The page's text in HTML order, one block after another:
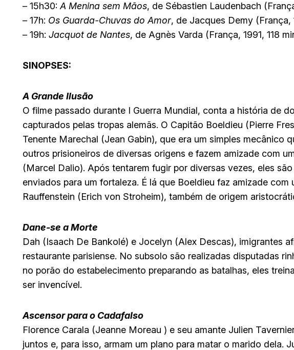
– 15h30: A Menina sem Mãos, de Sébastien Laudenbach
– 17h: Os Guarda-Chuvas do Amor, de Jacques Demy (França,
– 19h: Jacquot de Nantes, de Agnès Varda (França, 1991, 118
SINOPSES:
A Grande Ilusão
O filme passado durante I Guerra Mundial, conta a história de
capturados pelas tropas alemãs. O Capitão Boeldieu (Pierre
Tenente Marechal (Jean Gabin), que era um simples mecânico
outros prisioneiros de diversas origens e fazem amizade com
(Marcel Dalio). Após tentarem fugir por diversas vezes, eles
enviados para um fortaleza. É lá que Boeldieu faz amizade com
Rauffenstein (Erich von Stroheim), também de origem
Dane-se a Morte
Dah (Isaach De Bankolé) e Jocelyn (Alex Descas), imigrantes
restaurante parisiense. No subsolo são realizadas disputadas
no porão do estabelecimento preparando as batalhas, eles
ser invencível.
Ascensor para o Cadafalso
Florence Carala (Jeanne Moreau ) e seu amante Julien
juntos e, para isso, armam um plano para matar o marido dela.